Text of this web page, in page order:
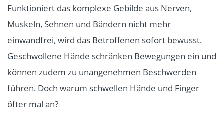
Funktioniert das komplexe Gebilde aus Nerven,
Muskeln, Sehnen und Bändern nicht mehr
einwandfrei, wird das Betroffenen sofort bewusst.
Geschwollene Hände schränken Bewegungen ein und
können zudem zu unangenehmen Beschwerden
führen. Doch warum schwellen Hände und Finger
öfter mal an?